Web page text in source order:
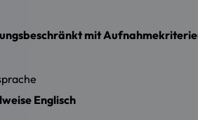
mit
Englisch